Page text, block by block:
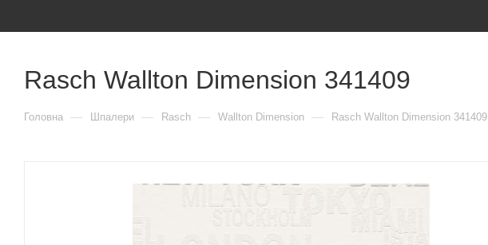
Rasch Wallton Dimension 341409
Головна — Шпалери — Rasch — Wallton Dimension — Rasch Wallton Dimension 341409